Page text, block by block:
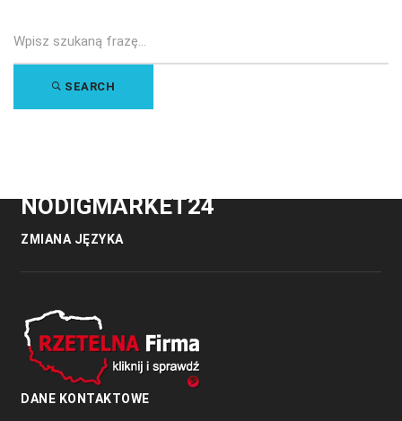
for:
SEARCH
NODIGMARKET24
ZMIANA JĘZYKA
DANE KONTAKTOWE